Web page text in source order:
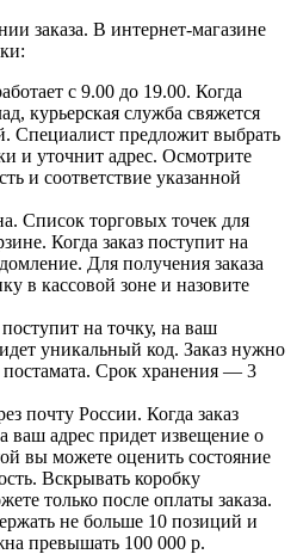
заказа. В интернет-магазине
с 9.00 до 19.00. Когда
курьерская служба свяжется
Специалист предложит выбрать
и уточнит адрес. Осмотрите
и соответствие указанной
Список торговых точек для
Когда заказ поступит на
Для получения заказа
в кассовой зоне и назовите
на точку, на ваш
уникальный код. Заказ нужно
постамата. Срок хранения — 3
почту России. Когда заказ
ваш адрес придет извещение о
вы можете оценить состояние
Вскрывать коробку
только после оплаты заказа.
не больше 10 позиций и
превышать 100 000 р.